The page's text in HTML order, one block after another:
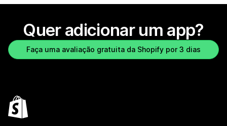
Quer adicionar um app?
Faça uma avaliação gratuita da Shopify por 3 dias